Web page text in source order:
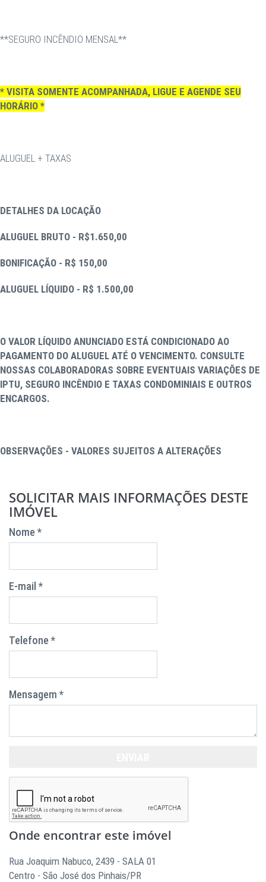
**SEGURO INCÊNDIO MENSAL**
* VISITA SOMENTE ACOMPANHADA, LIGUE E AGENDE SEU
HORÁRIO *
ALUGUEL + TAXAS
DETALHES DA LOCAÇÃO
ALUGUEL BRUTO - R$1.650,00
BONIFICAÇÃO - R$ 150,00
ALUGUEL LÍQUIDO - R$ 1.500,00
O VALOR LÍQUIDO ANUNCIADO ESTÁ CONDICIONADO AO
PAGAMENTO DO ALUGUEL ATÉ O VENCIMENTO. CONSULTE
NOSSAS COLABORADORAS SOBRE EVENTUAIS VARIAÇÕES DE
IPTU, SEGURO INCÊNDIO E TAXAS CONDOMINIAIS E OUTROS
ENCARGOS.
OBSERVAÇÕES - VALORES SUJEITOS A ALTERAÇÕES
SOLICITAR MAIS INFORMAÇÕES DESTE
IMÓVEL
Nome *
E-mail *
Telefone *
Mensagem *
Onde encontrar este imóvel
Rua Joaquim Nabuco, 2439 - SALA 01
Centro - São José dos Pinhais/PR